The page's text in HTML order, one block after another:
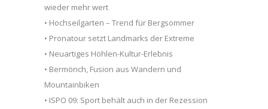
wieder mehr wert
• Hochseilgarten – Trend für Bergsommer
• Pronatour setzt Landmarks der Extreme
• Neuartiges Höhlen-Kultur-Erlebnis
• Bermönch, Fusion aus Wandern und
Mountainbiken
• ISPO 09: Sport behält auch in der Rezession